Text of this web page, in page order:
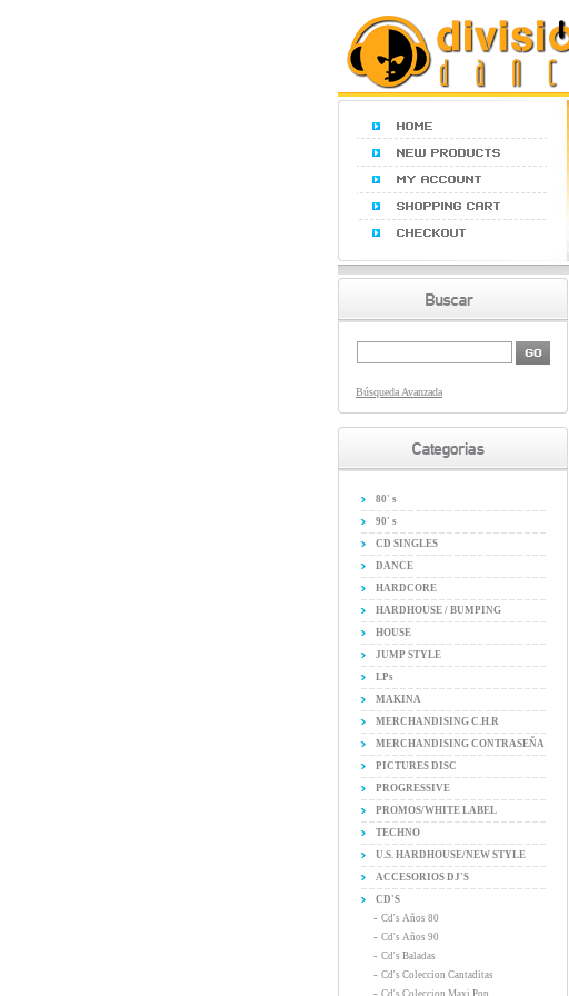
Búsqueda Avanzada
80' s
90' s
CD SINGLES
DANCE
HARDCORE
HARDHOUSE / BUMPING
HOUSE
JUMP STYLE
LPs
MAKINA
MERCHANDISING C.H.R
MERCHANDISING CONTRASEÑA
PICTURES DISC
PROGRESSIVE
PROMOS/WHITE LABEL
TECHNO
U.S. HARDHOUSE/NEW STYLE
ACCESORIOS DJ'S
CD'S
- Cd's Años 80
- Cd's Años 90
- Cd's Baladas
- Cd's Coleccion Cantaditas
- Cd's Coleccion Maxi Pop